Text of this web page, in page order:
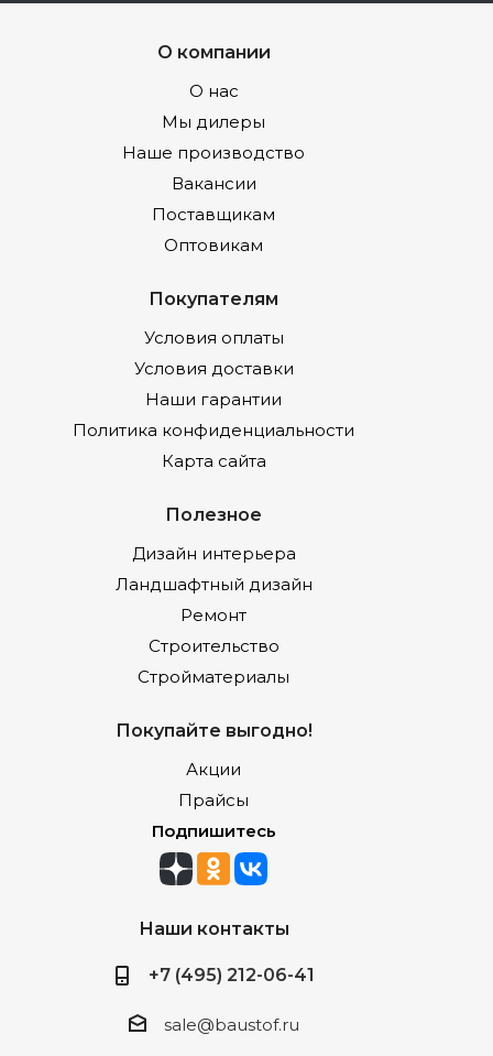
О компании
О нас
Мы дилеры
Наше производство
Вакансии
Поставщикам
Оптовикам
Покупателям
Условия оплаты
Условия доставки
Наши гарантии
Политика конфиденциальности
Карта сайта
Полезное
Дизайн интерьера
Ландшафтный дизайн
Ремонт
Строительство
Стройматериалы
Покупайте выгодно!
Акции
Прайсы
Подпишитесь
Наши контакты
+7 (495) 212-06-41
sale@baustof.ru